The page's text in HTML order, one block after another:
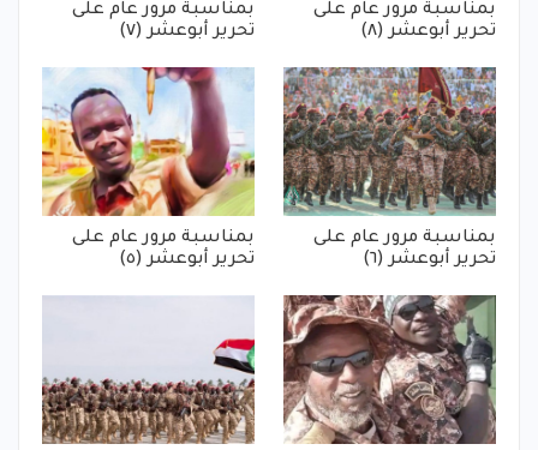
بمناسبة مرور عام على
تحرير أبوعشر (٨)
بمناسبة مرور عام على
تحرير أبوعشر (٧)
بمناسبة مرور عام على
تحرير أبوعشر (٦)
بمناسبة مرور عام على
تحرير أبوعشر (٥)